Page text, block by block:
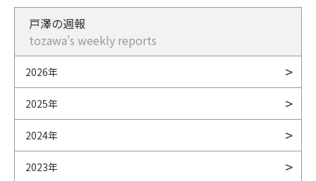
戸澤の週報
tozawa's weekly reports
2026年
2025年
2024年
2023年